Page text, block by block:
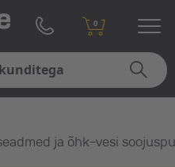
0
ja õhk-vesi